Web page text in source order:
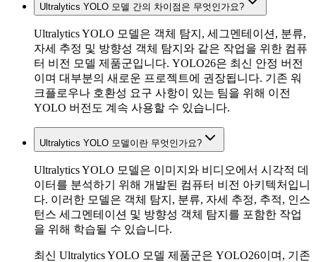
Ultralytics YOLO 모델 간의 차이점은 무엇인가요?
Ultralytics YOLO 모델은 객체 탐지, 세그멘테이션, 분류,
자세 추정 및 방향성 객체 탐지와 같은 작업을 위한 컴퓨
터 비전 모델 제품군입니다. YOLO26은 최신 안정 버전
이며 대부분의 새로운 프로젝트에 권장됩니다. 기존 워
크플로우나 호환성 요구 사항이 있는 팀을 위해 이전
YOLO 버전도 계속 사용할 수 있습니다.
Ultralytics YOLO 모델이란 무엇인가요?
Ultralytics YOLO 모델은 이미지와 비디오에서 시각적 데
이터를 분석하기 위해 개발된 컴퓨터 비전 아키텍처입니
다. 이러한 모델은 객체 탐지, 분류, 자세 추정, 추적, 인스
턴스 세그멘테이션 및 방향성 객체 탐지를 포함한 작업
을 위해 학습될 수 있습니다.
최신 Ultralytics YOLO 모델 제품군은 YOLO26이며, 기존